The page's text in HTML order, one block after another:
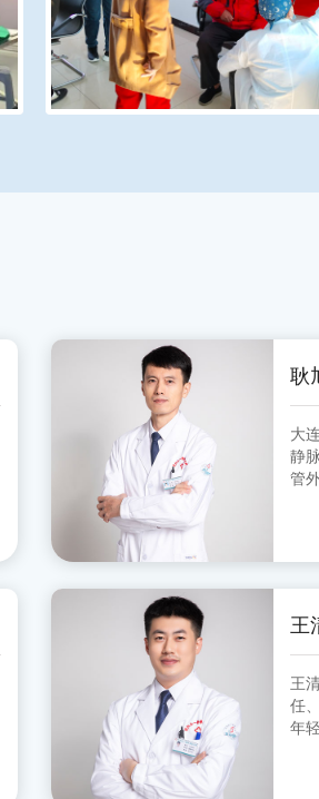
耿
大
静
王
王
任、
年